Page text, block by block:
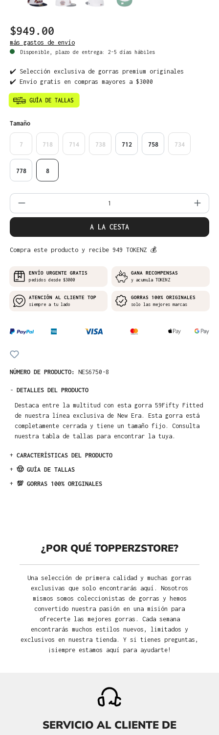
$949.00
más gastos de envío
Disponible, plazo de entrega: 2-5 días hábiles
✔️ Selección exclusiva de gorras premium originales
✔️ Envío gratis en compras mayores a $3000
Seleccione
Tamaño
7 718 714 738 712 758 734
778 8
Cantidad del producto: introduce la
A LA CESTA
Compra este producto y recibe 949 TOKENZ 💰
ENVÍO URGENTE GRATIS
pedidos desde $3000
GANA RECOMPENSAS
y acumula TOKENZ
ATENCIÓN AL CLIENTE TOP
siempre a tu lado
GORRAS 100% ORIGINALES
solo las mejores marcas
NÚMERO DE PRODUCTO: NES6750-8
- DETALLES DEL PRODUCTO
Destaca entre la multitud con esta gorra 59Fifty Fitted
de nuestra línea exclusiva de New Era. Esta gorra está
completamente cerrada y tiene un tamaño fijo. Consulta
nuestra tabla de tallas para encontrar la tuya.
+ CARACTERÍSTICAS DEL PRODUCTO
+ 🤠 GUÍA DE TALLAS
+ 💯 GORRAS 100% ORIGINALES
¿POR QUÉ TOPPERZSTORE?
Una selección de primera calidad y muchas gorras
exclusivas que solo encontrarás aquí. Nosotros
mismos somos coleccionistas de gorras y hemos
convertido nuestra pasión en una misión para
ofrecerte las mejores gorras. Cada semana
encontrarás muchos estilos nuevos, limitados y
exclusivos en nuestra tienda. Y si tienes preguntas,
¡siempre estamos aquí para ayudarte!
SERVICIO AL CLIENTE DE